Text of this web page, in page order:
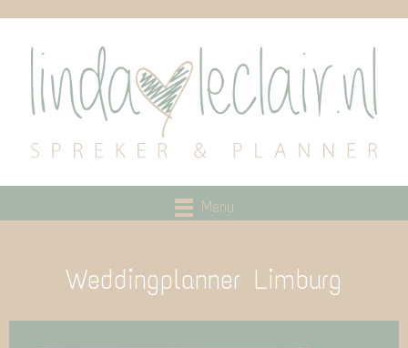
Menu
Weddingplanner Limburg